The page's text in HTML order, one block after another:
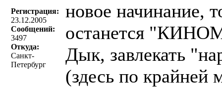
Регистрация:
23.12.2005
Сообщений:
3497
Откуда:
Санкт-
Петербург
новое начинание,
останется
Дык, завлекать
(здесь по крайней